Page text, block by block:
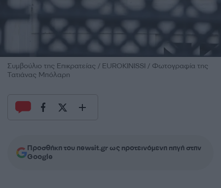
Συμβούλιο της Επικρατείας / EUROKINISSI / Φωτογραφία της
Τατιάνας Μπόλαρη
Προσθήκη του newsit.gr ως προτεινόμενη πηγή στην
Google